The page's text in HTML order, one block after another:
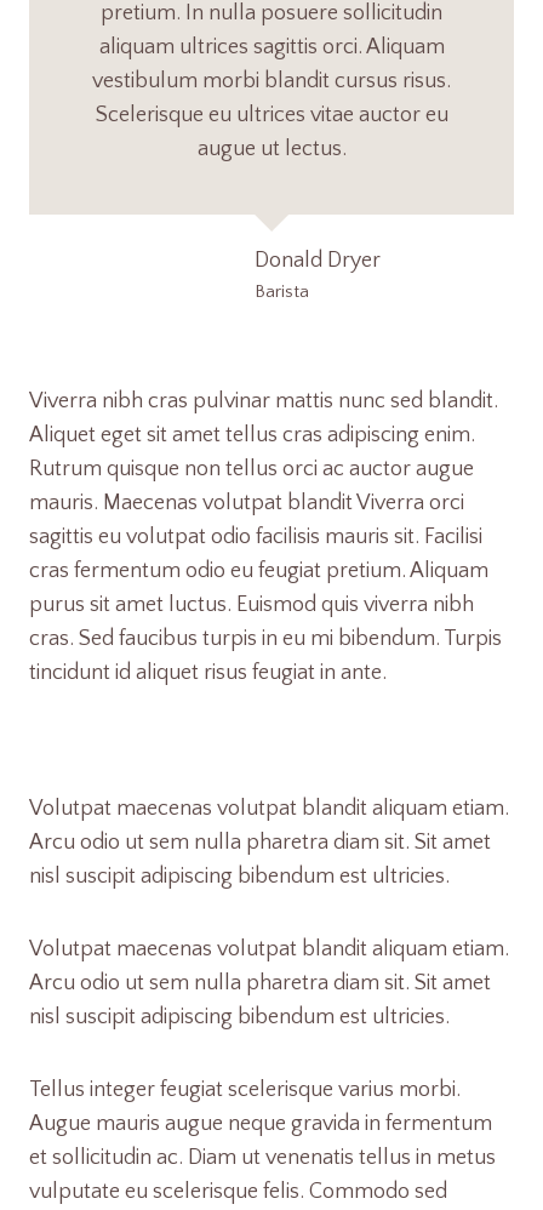
pretium. In nulla posuere sollicitudin
aliquam ultrices sagittis orci. Aliquam
vestibulum morbi blandit cursus risus.
Scelerisque eu ultrices vitae auctor eu
augue ut lectus.
Donald Dryer
Barista
Viverra nibh cras pulvinar mattis nunc sed blandit.
Aliquet eget sit amet tellus cras adipiscing enim.
Rutrum quisque non tellus orci ac auctor augue
mauris. Maecenas volutpat blandit Viverra orci
sagittis eu volutpat odio facilisis mauris sit. Facilisi
cras fermentum odio eu feugiat pretium. Aliquam
purus sit amet luctus. Euismod quis viverra nibh
cras. Sed faucibus turpis in eu mi bibendum. Turpis
tincidunt id aliquet risus feugiat in ante.
Volutpat maecenas volutpat blandit aliquam etiam.
Arcu odio ut sem nulla pharetra diam sit. Sit amet
nisl suscipit adipiscing bibendum est ultricies.
Volutpat maecenas volutpat blandit aliquam etiam.
Arcu odio ut sem nulla pharetra diam sit. Sit amet
nisl suscipit adipiscing bibendum est ultricies.
Tellus integer feugiat scelerisque varius morbi.
Augue mauris augue neque gravida in fermentum
et sollicitudin ac. Diam ut venenatis tellus in metus
vulputate eu scelerisque felis. Commodo sed